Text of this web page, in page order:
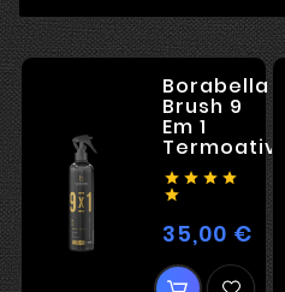
Borabella
Brush 9
Em 1
   

35,00 €